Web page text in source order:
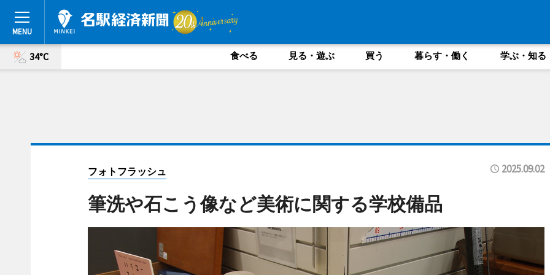
34°C 食べる 見る・遊ぶ 買う 暮らす・働く 学ぶ・知る
フォトフラッシュ 2025.09.02
筆洗や石こう像など美術に関する学校備品